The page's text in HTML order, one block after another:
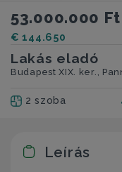
53.000.000 Ft
€ 144.650
Lakás eladó
Budapest XIX. ker.,
2 szoba
Leírás